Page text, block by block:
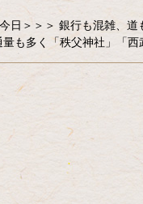
日＞＞＞ 銀行も混雑、
も多く「秩父神社」「